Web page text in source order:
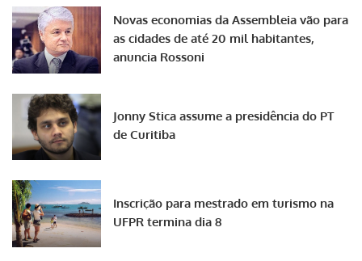
Novas economias da Assembleia vão para
as cidades de até 20 mil habitantes,
anuncia Rossoni
Jonny Stica assume a presidência do PT
de Curitiba
Inscrição para mestrado em turismo na
UFPR termina dia 8